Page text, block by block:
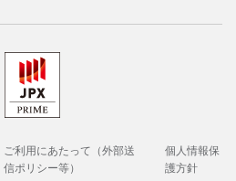
ご利用にあたって（外部送
信ポリシー等）
個人情報保
護方針